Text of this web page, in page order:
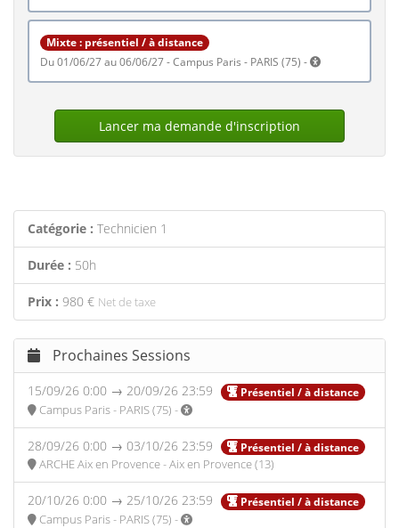
Mixte : présentiel / à distance
du 01/06/27 au 06/06/27 - Campus Paris - PARIS (75) -
Lancer ma demande d'inscription
Catégorie : Technicien 1
Durée : 50h
Prix : 980 € Net de taxe
Prochaines Sessions
15/09/26 0:00 → 20/09/26 23:59 Présentiel / à distance
Campus Paris - PARIS (75) -
28/09/26 0:00 → 03/10/26 23:59 Présentiel / à distance
ARCHE Aix en Provence - Aix en Provence (13)
20/10/26 0:00 → 25/10/26 23:59 Présentiel / à distance
Campus Paris - PARIS (75) -